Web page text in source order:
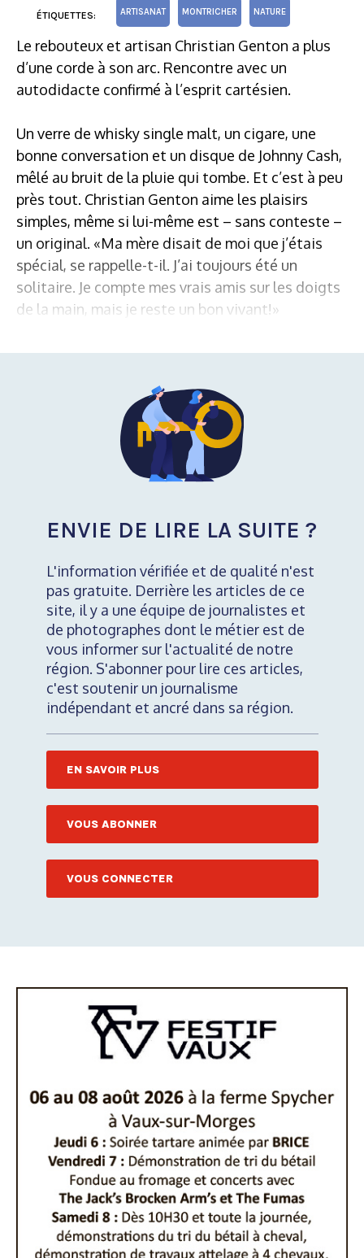
ÉTIQUETTES: ARTISANAT MONTRICHER NATURE
Le rebouteux et artisan Christian Genton a plus
d’une corde à son arc. Rencontre avec un
autodidacte confirmé à l’esprit cartésien.
Un verre de whisky single malt, un cigare, une
bonne conversation et un disque de Johnny Cash,
mêlé au bruit de la pluie qui tombe. Et c’est à peu
près tout. Christian Genton aime les plaisirs
simples, même si lui-même est – sans conteste –
un original. «Ma mère disait de moi que j’étais
spécial, se rappelle-t-il. J’ai toujours été un
solitaire. Je compte mes vrais amis sur les doigts
de la main, mais je reste un bon vivant!»
ENVIE DE LIRE LA SUITE ?
L'information vérifiée et de qualité n'est
pas gratuite. Derrière les articles de ce
site, il y a une équipe de journalistes et
de photographes dont le métier est de
vous informer sur l'actualité de notre
région. S'abonner pour lire ces articles,
c'est soutenir un journalisme
indépendant et ancré dans sa région.
EN SAVOIR PLUS
VOUS ABONNER
VOUS CONNECTER